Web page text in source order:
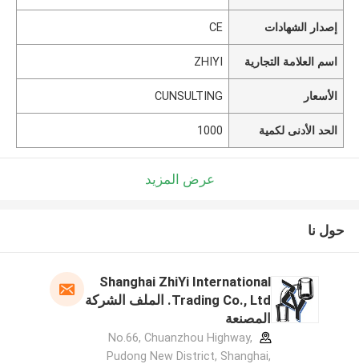
إصدار الشهادات CE
اسم العلامة التجارية ZHIYI
الأسعار CUNSULTING
الحد الأدنى لكمية 1000
عرض المزيد
حول نا
Shanghai ZhiYi International
Trading Co., Ltd. الملف الشركة
المصنعة
No.66, Chuanzhou Highway,
Pudong New District, Shanghai,